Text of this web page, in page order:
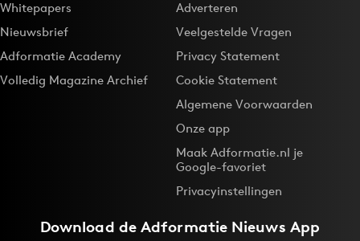
Whitepapers
Nieuwsbrief
Adformatie Academy
Volledig Magazine Archief
Adverteren
Veelgestelde Vragen
Privacy Statement
Cookie Statement
Algemene Voorwaarden
Onze app
Maak Adformatie.nl je
Google-favoriet
Privacyinstellingen
Download deAdformatie Nieuws App